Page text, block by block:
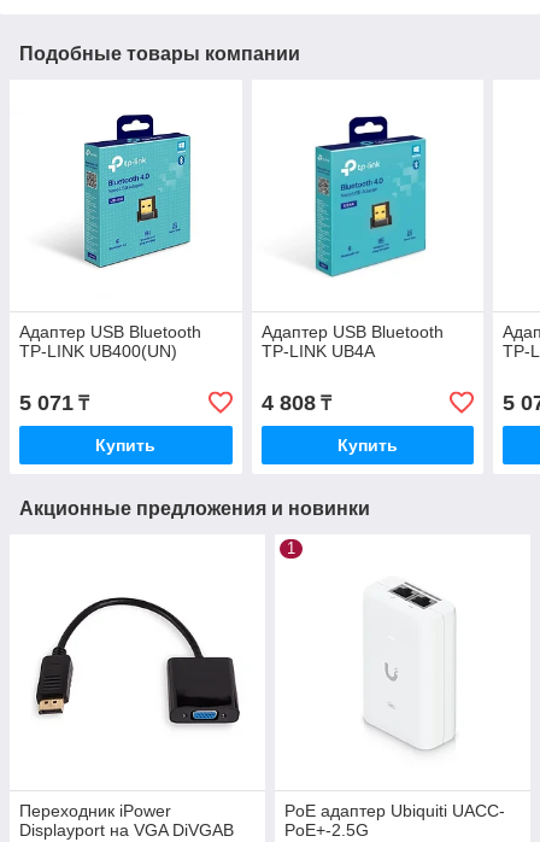
Подобные товары компании
Адаптер USB Bluetooth
TP-LINK UB400(UN)
5 071 ₸
Купить
Адаптер USB Bluetooth
TP-LINK UB4A
4 808₸
Купить
TP-
5
Акционные предложения и новинки
Переходник iPower
Displayport на VGA DiVGAB
1
PoE адаптер Ubiquiti UACC-
PoE+-2.5G